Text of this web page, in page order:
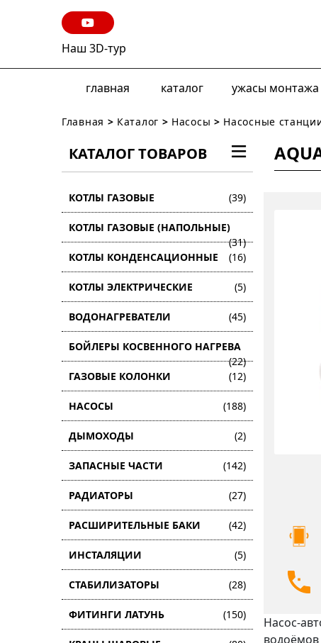
Наш 3D-тур
главная каталог ужасы монтажа
Главная > Каталог > Насосы > Насосные
КАТАЛОГ ТОВАРОВ
КОТЛЫ ГАЗОВЫЕ (39)
КОТЛЫ ГАЗОВЫЕ (НАПОЛЬНЫЕ)
(31)
КОТЛЫ КОНДЕНСАЦИОННЫЕ
(16)
КОТЛЫ ЭЛЕКТРИЧЕСКИЕ (5)
ВОДОНАГРЕВАТЕЛИ (45)
БОЙЛЕРЫ КОСВЕННОГО НАГРЕВА
(22)
ГАЗОВЫЕ КОЛОНКИ
(12)
НАСОСЫ (188)
ДЫМОХОДЫ (2)
ЗАПАСНЫЕ ЧАСТИ (142)
РАДИАТОРЫ (27)
РАСШИРИТЕЛЬНЫЕ БАКИ (42)
ИНСТАЛЯЦИИ (5)
СТАБИЛИЗАТОРЫ (28)
ФИТИНГИ ЛАТУНЬ (150)
Насос-